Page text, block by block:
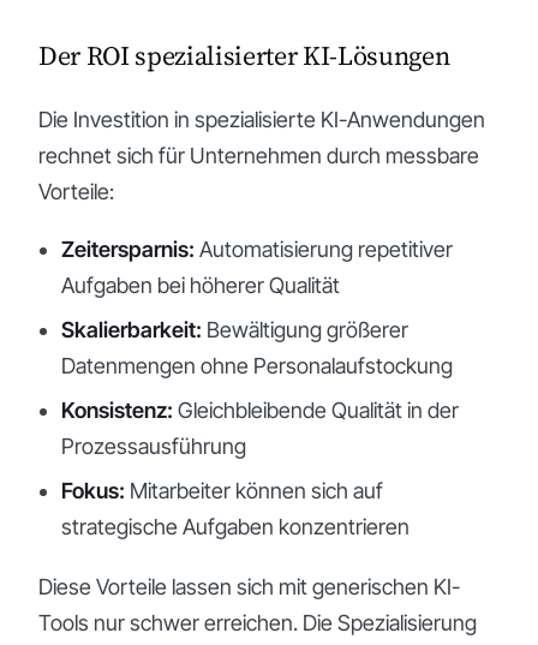
Der ROI spezialisierter KI-Lösungen
Die Investition in spezialisierte KI-Anwendungen
rechnet sich für Unternehmen durch messbare
Vorteile:
Zeitersparnis: Automatisierung repetitiver
Aufgaben bei höherer Qualität
Skalierbarkeit: Bewältigung größerer
Datenmengen ohne Personalaufstockung
Konsistenz: Gleichbleibende Qualität in der
Prozessausführung
Fokus: Mitarbeiter können sich auf
strategische Aufgaben konzentrieren
Diese Vorteile lassen sich mit generischen KI-
Tools nur schwer erreichen. Die Spezialisierung